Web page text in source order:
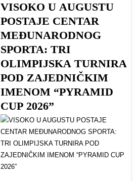
VISOKO U AUGUSTU
POSTAJE CENTAR
MEĐUNARODNOG
SPORTA: TRI
OLIMPIJSKA TURNIRA
POD ZAJEDNIČKIM
IMENOM “PYRAMID
CUP 2026”